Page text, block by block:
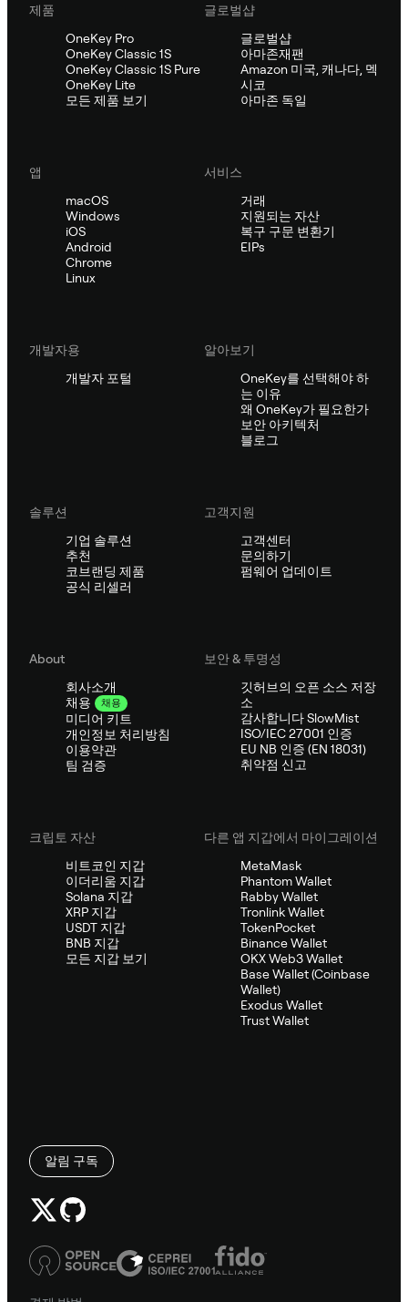
제품
OneKey Pro
OneKey Classic 1S
OneKey Classic 1S Pure
OneKey Lite
모든 제품 보기
글로벌샵
글로벌샵
아마존재팬
Amazon 미국, 캐나다, 멕
시코
아마존 독일
앱
macOS
Windows
iOS
Android
Chrome
Linux
서비스
거래
지원되는 자산
복구 구문 변환기
EIPs
개발자용
개발자 포털
알아보기
OneKey를 선택해야 하
는 이유
왜 OneKey가 필요한가
보안 아키텍처
블로그
솔루션
기업 솔루션
추천
코브랜딩 제품
공식 리셀러
고객지원
고객센터
문의하기
펌웨어 업데이트
About
회사소개
채용
채용
미디어 키트
개인정보 처리방침
이용약관
팀 검증
보안 & 투명성
깃허브의 오픈 소스 저장
소
감사합니다 SlowMist
ISO/IEC 27001 인증
EU NB 인증 (EN 18031)
취약점 신고
크립토 자산
비트코인 지갑
이더리움 지갑
Solana 지갑
XRP 지갑
USDT 지갑
BNB 지갑
모든 지갑 보기
다른 앱 지갑에서 마이그레이션
MetaMask
Phantom Wallet
Rabby Wallet
Tronlink Wallet
TokenPocket
Binance Wallet
OKX Web3 Wallet
Base Wallet (Coinbase
Wallet)
Exodus Wallet
Trust Wallet
알림 구독